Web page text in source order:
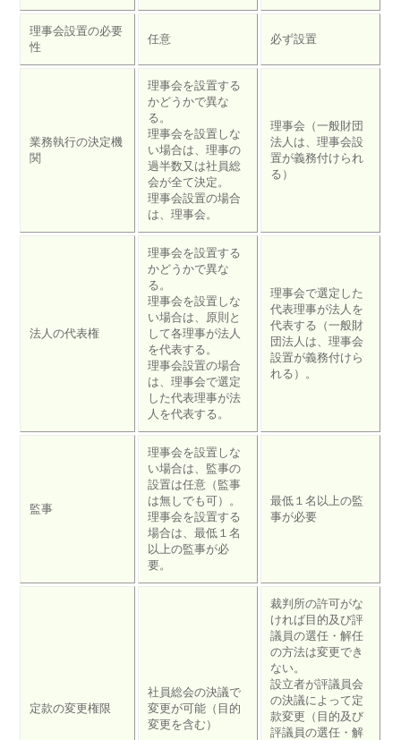
理事会設置の必要
性
任意 必ず設置
業務執行の決定機
関
理事会を設置する
かどうかで異な
る。
理事会を設置しな
い場合は、理事の
過半数又は社員総
会が全て決定。
理事会設置の場合
は、理事会。
理事会（一般財団
法人は、理事会設
置が義務付けられ
る）
法人の代表権
理事会を設置する
かどうかで異な
る。
理事会を設置しな
い場合は、原則と
して各理事が法人
を代表する。
理事会設置の場合
は、理事会で選定
した代表理事が法
人を代表する。
理事会で選定した
代表理事が法人を
代表する（一般財
団法人は、理事会
設置が義務付けら
れる）。
監事
理事会を設置しな
い場合は、監事の
設置は任意（監事
は無しでも可）。
理事会を設置する
場合は、最低１名
以上の監事が必
要。
最低１名以上の監
事が必要
定款の変更権限
社員総会の決議で
変更が可能（目的
変更を含む）
裁判所の許可がな
ければ目的及び評
議員の選任・解任
の方法は変更でき
ない。
設立者が評議員会
の決議によって定
款変更（目的及び
評議員の選任・解